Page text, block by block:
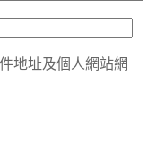
地址及個人網站網